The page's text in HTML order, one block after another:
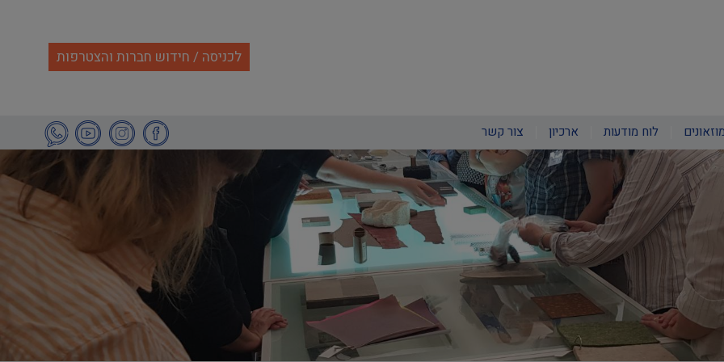
לכניסה / חידוש חברות והצטרפות
לוח מודעות ארכיון צור קשר